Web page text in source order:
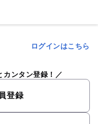
ログインはこちら
ンタン登録！
登録